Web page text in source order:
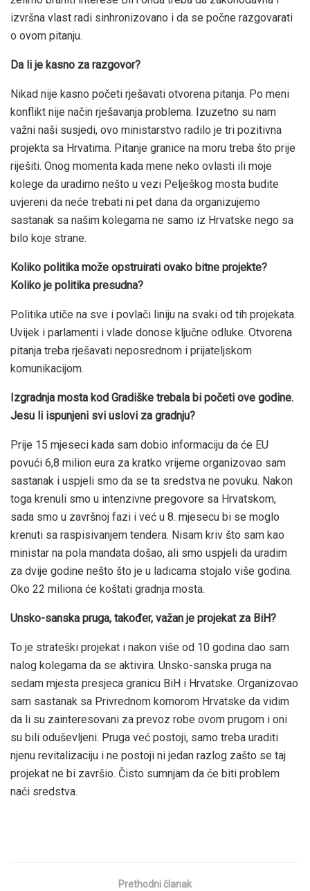
izvršna vlast radi sinhronizovano i da se počne razgovarati
o ovom pitanju.
Da li je kasno za razgovor?
Nikad nije kasno početi rješavati otvorena pitanja. Po meni
konflikt nije način rješavanja problema. Izuzetno su nam
važni naši susjedi, ovo ministarstvo radilo je tri pozitivna
projekta sa Hrvatima. Pitanje granice na moru treba što prije
riješiti. Onog momenta kada mene neko ovlasti ili moje
kolege da uradimo nešto u vezi Pelješkog mosta budite
uvjereni da neće trebati ni pet dana da organizujemo
sastanak sa našim kolegama ne samo iz Hrvatske nego sa
bilo koje strane.
Koliko politika može opstruirati ovako bitne projekte?
Koliko je politika presudna?
Politika utiče na sve i povlači liniju na svaki od tih projekata.
Uvijek i parlamenti i vlade donose ključne odluke. Otvorena
pitanja treba rješavati neposrednom i prijateljskom
komunikacijom.
Izgradnja mosta kod Gradiške trebala bi početi ove godine.
Jesu li ispunjeni svi uslovi za gradnju?
Prije 15 mjeseci kada sam dobio informaciju da će EU
povući 6,8 milion eura za kratko vrijeme organizovao sam
sastanak i uspjeli smo da se ta sredstva ne povuku. Nakon
toga krenuli smo u intenzivne pregovore sa Hrvatskom,
sada smo u završnoj fazi i već u 8. mjesecu bi se moglo
krenuti sa raspisivanjem tendera. Nisam kriv što sam kao
ministar na pola mandata došao, ali smo uspjeli da uradim
za dvije godine nešto što je u ladicama stojalo više godina.
Oko 22 miliona će koštati gradnja mosta.
Unsko-sanska pruga, također, važan je projekat za BiH?
To je strateški projekat i nakon više od 10 godina dao sam
nalog kolegama da se aktivira. Unsko-sanska pruga na
sedam mjesta presjeca granicu BiH i Hrvatske. Organizovao
sam sastanak sa Privrednom komorom Hrvatske da vidim
da li su zainteresovani za prevoz robe ovom prugom i oni
su bili oduševljeni. Pruga već postoji, samo treba uraditi
njenu revitalizaciju i ne postoji ni jedan razlog zašto se taj
projekat ne bi završio. Čisto sumnjam da će biti problem
naći sredstva.
Prethodni članak